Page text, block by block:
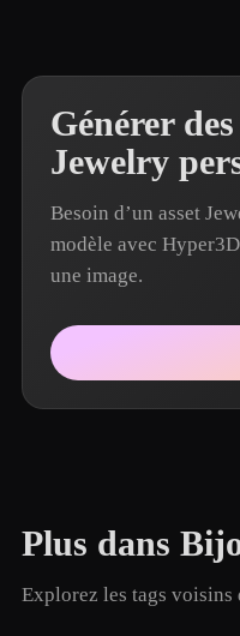
Générer
Jewelry
Besoin d’un asset
modèle avec
une image.
Plus dans
Explorez les tags voisins